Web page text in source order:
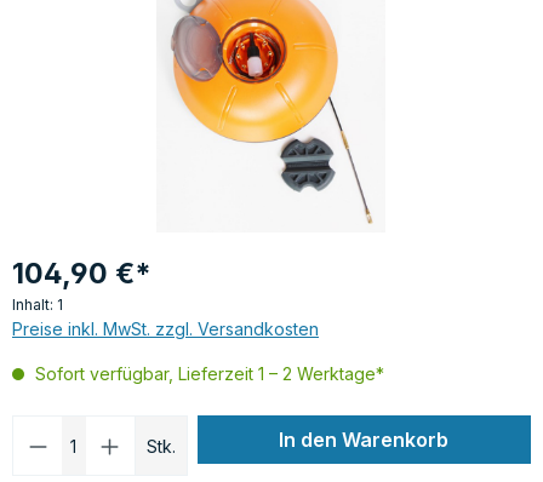
104,90 €*
Inhalt: 1
Preise inkl. MwSt. zzgl. Versandkosten
Sofort verfügbar, Lieferzeit 1 – 2 Werktage*
Produkt Anzahl: Gib den gewünschten
Stk. In den Warenkorb